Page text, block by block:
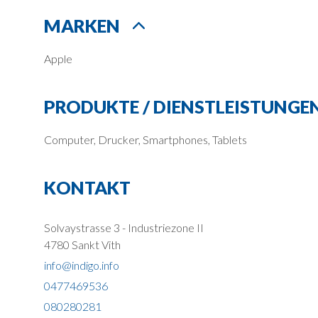
MARKEN
Apple
PRODUKTE /
Computer, Drucker, Smartphones, Tablets
KONTAKT
Solvaystrasse 3 - Industriezone II
4780 Sankt Vith
info@indigo.info
0477469536
080280281